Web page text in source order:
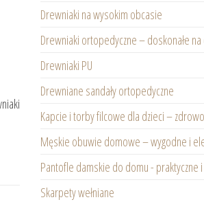
Drewniaki na wysokim obcasie
Drewniaki ortopedyczne – doskonałe
Drewniaki PU
Drewniane sandały ortopedyczne
Kapcie i torby filcowe dla dzieci –
Męskie obuwie domowe – wygodne i
Pantofle damskie do domu - praktyczne
Skarpety wełniane